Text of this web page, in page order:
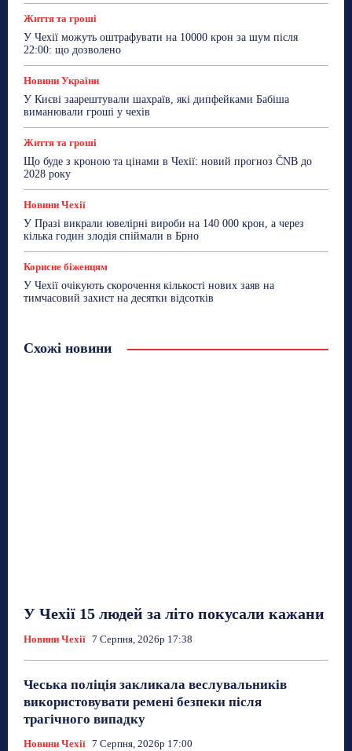
Життя та гроші
У Чехії можуть оштрафувати на 10000 крон за шум після
22:00: що дозволено
Новини України
У Києві заарештували шахраїв, які дипфейками Бабіша
виманювали гроші у чехів
Життя та гроші
Що буде з кроною та цінами в Чехії: новий прогноз ČNB до
2028 року
Новини Чехії
У Празі викрали ювелірні вироби на 140 000 крон, а через
кілька годин злодія спіймали в Брно
Корисне біженцям
У Чехії очікують скорочення кількості нових заяв на
тимчасовий захист на десятки відсотків
Схожі новини
У Чехії 15 людей за літо покусали кажани
Новини Чехії 7 Серпня, 2026р 17:38
Чеська поліція закликала веслувальників
використовувати ремені безпеки після
трагічного випадку
Новини Чехії 7 Серпня, 2026р 17:00